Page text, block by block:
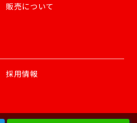
販売について
採用情報